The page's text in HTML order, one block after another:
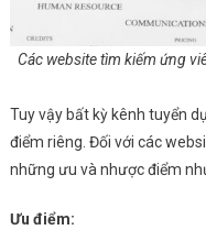
Các website tìm kiếm ứng
Tuy vậy bất kỳ kênh tuyển
điểm riêng. Đối với các
những ưu và nhược điểm
Ưu điểm: